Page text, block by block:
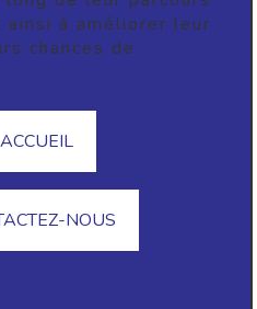
à améliorer leur
chances de
ACCUEIL
NOUS